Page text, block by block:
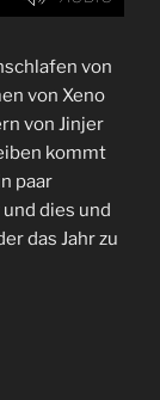
von
von Xeno
von Jinjer
kommt
paar
dies und
das Jahr zu